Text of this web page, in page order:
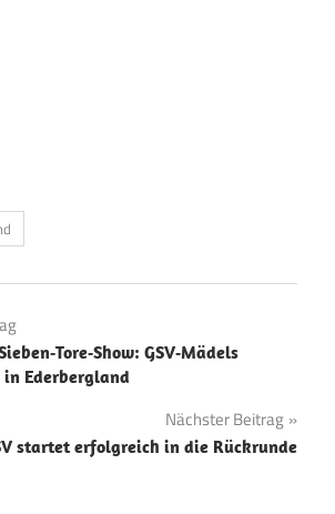
GSV‑Mädels
Ederbergland
Nächster Beitrag
startet erfolgreich in die Rückrunde